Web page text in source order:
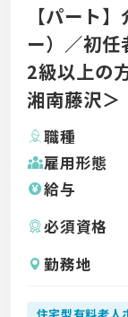
【パート
ー）／初
2級以上の
湘南藤沢＞
職種
雇用形態
給与
必須資格
勤務地
住宅型有料老人